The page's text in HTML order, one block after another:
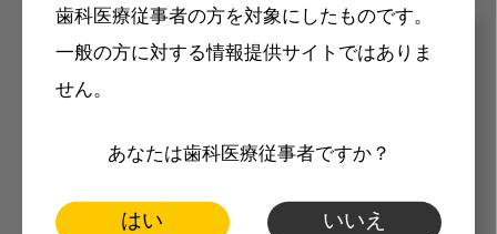
歯科医療従事者の方を対象にしたものです。
一般の方に対する情報提供サイトではありま
せん。
あなたは歯科医療従事者ですか？
はい いいえ
メリット